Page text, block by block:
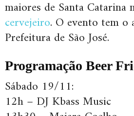
maiores de Santa Catarina
cervejeiro. O evento tem o
Prefeitura de São José.
Programação Beer
Sábado 19/11:
12h – DJ Kbass Music